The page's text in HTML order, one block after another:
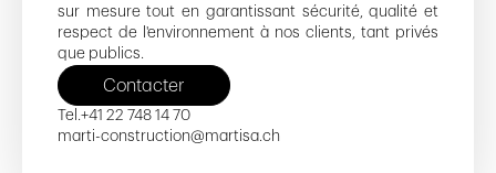
sur mesure tout en garantissant sécurité, qualité et
respect de l'environnement à nos clients, tant privés
que publics.
Contacter
Tel.+41 22 748 14 70
marti-construction@martisa.ch